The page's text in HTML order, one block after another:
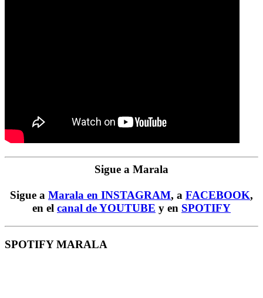
Sigue a Marala
Sigue a Marala en INSTAGRAM, a FACEBOOK,
en el canal de YOUTUBE y en SPOTIFY
SPOTIFY MARALA